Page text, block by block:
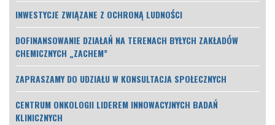
INWESTYCJE ZWIĄZANE Z OCHRONĄ LUDNOŚCI
DOFINANSOWANIE DZIAŁAŃ NA TERENACH BYŁYCH ZAKŁADÓW
CHEMICZNYCH „ZACHEM”
ZAPRASZAMY DO UDZIAŁU W KONSULTACJA SPOŁECZNYCH
CENTRUM ONKOLOGII LIDEREM INNOWACYJNYCH BADAŃ
KLINICZNYCH